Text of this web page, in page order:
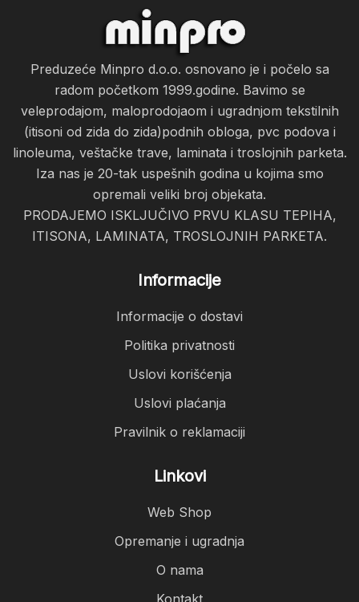
Preduzeće Minpro d.o.o. osnovano je i počelo sa
radom početkom 1999.godine. Bavimo se
veleprodajom, maloprodojaom i ugradnjom tekstilnih
(itisoni od zida do zida)podnih obloga, pvc podova i
linoleuma, veštačke trave, laminata i troslojnih parketa.
Iza nas je 20-tak uspešnih godina u kojima smo
opremali veliki broj objekata.
PRODAJEMO ISKLJUČIVO PRVU KLASU TEPIHA,
ITISONA, LAMINATA, TROSLOJNIH PARKETA.
Informacije
Informacije o dostavi
Politika privatnosti
Uslovi korišćenja
Uslovi plaćanja
Pravilnik o reklamaciji
Linkovi
Web Shop
Opremanje i ugradnja
O nama